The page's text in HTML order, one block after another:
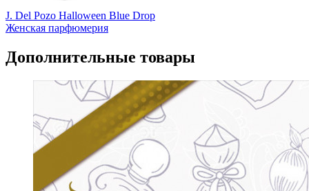
J. Del Pozo Halloween Blue Drop
Женская парфюмерия
Дополнительные товары